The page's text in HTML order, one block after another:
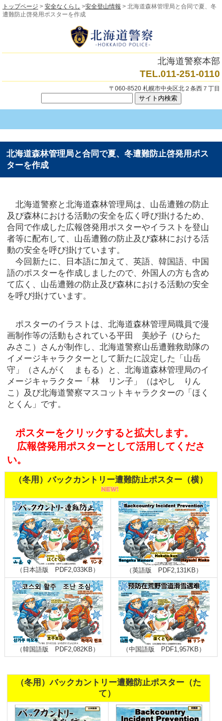
トップページ > 安全なくらし >安全登山情報 > 北海道森林管理局と合同で夏、冬
遭難防止啓発用ポスターを作成
北海道警察本部
TEL.011-251-0110
〒060-8520 札幌市中央区北２条西７丁目
北海道森林管理局と合同で夏、冬遭難防止啓発用ポス
ターを作成
北海道警察と北海道森林管理局は、山岳遭難の防止
及び森林における活動の安全を広く呼び掛けるため、
合同で作成した広報啓発用ポスターやイラストを登山
者等に配布して、山岳遭難の防止及び森林における活
動の安全を呼び掛けています。
今回新たに、日本語に加えて、英語、韓国語、中国
語のポスターを作成しましたので、外国人の方も含め
て広く、山岳遭難の防止及び森林における活動の安全
を呼び掛けています。
ポスターのイラストは、北海道森林管理局職員で漫
画制作等の活動もされている平田 美紗子（ひらた
みさこ）さんが制作し、北海道警察山岳遭難救助隊の
イメージキャラクターとして新たに設定した「山岳
守」（さんがく まもる）と、北海道森林管理局のイ
メージキャラクター「林 リン子」（はやし りん
こ）及び北海道警察マスコットキャラクターの「ほく
とくん」です。
ポスターをクリックすると拡大します。
広報啓発用ポスターとして活用してくださ
い。
（冬用）バックカントリー遭難防止ポスター（横）
（日本語版 PDF2,033KB） （英語版 PDF2,131KB）
（韓国語版 PDF2,082KB） （中国語版 PDF1,957KB）
（冬用）バックカントリー遭難防止ポスター（た
て）